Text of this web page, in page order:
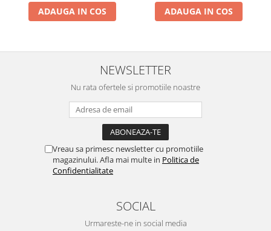
ADAUGA IN COS ADAUGA IN COS
NEWSLETTER
Nu rata ofertele si promotiile noastre
Vreau sa primesc newsletter cu promotiile
magazinului. Afla mai multe in Politica de
Confidentialitate
SOCIAL
Urmareste-ne in social media